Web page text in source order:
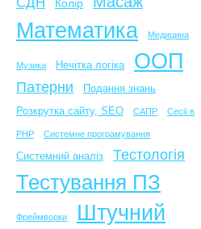
Колір
Математика Медицина
Музика Нечітка логіка ООП
Патерни
Подання знань
Розкрутка сайту, SEO
САПР Сесії в
PHP Системне програмування
Системний аналіз Тестологія
Тестування ПЗ
Фреймворки
Штучний